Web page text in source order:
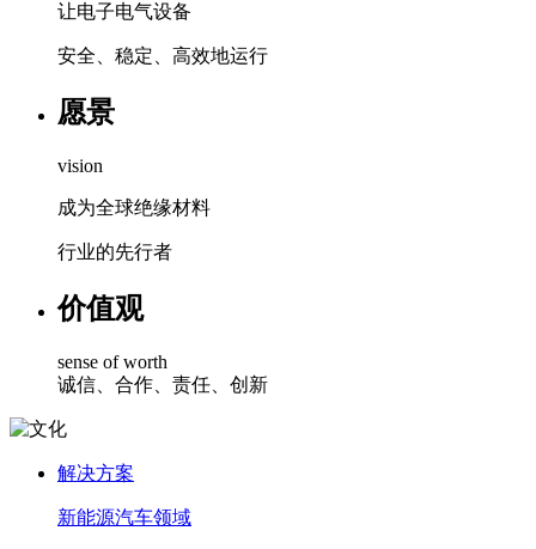
让电子电气设备
安全、稳定、高效地运行
愿景
vision
成为全球绝缘材料
行业的先行者
价值观
sense of worth
诚信、合作、责任、创新
解决方案
新能源汽车领域